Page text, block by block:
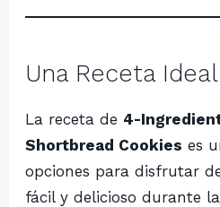
Una Receta
La receta de 4-
Shortbread Cookies es
opciones para disfrutar
fácil y delicioso durante